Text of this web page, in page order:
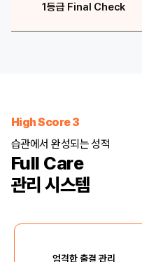
1등급 Final Check
High Score 3
습관에서 완성되는 성적
Full Care
관리 시스템
엄격한 출결 관리